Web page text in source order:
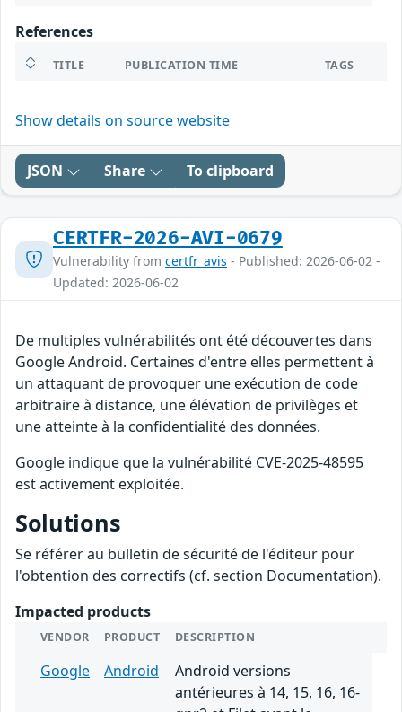
References
TITLE PUBLICATION TIME TAGS
Show details on source website
JSON Share To clipboard
CERTFR-2026-AVI-0679
Vulnerability from certfr_avis - Published: 2026-06-02 -
Updated: 2026-06-02
De multiples vulnérabilités ont été découvertes dans
Google Android. Certaines d'entre elles permettent à
un attaquant de provoquer une exécution de code
arbitraire à distance, une élévation de privilèges et
une atteinte à la confidentialité des données.
Google indique que la vulnérabilité CVE-2025-48595
est activement exploitée.
Solutions
Se référer au bulletin de sécurité de l'éditeur pour
l'obtention des correctifs (cf. section Documentation).
Impacted products
VENDOR PRODUCT DESCRIPTION
Google Android
Android versions
antérieures à 14, 15, 16, 16-